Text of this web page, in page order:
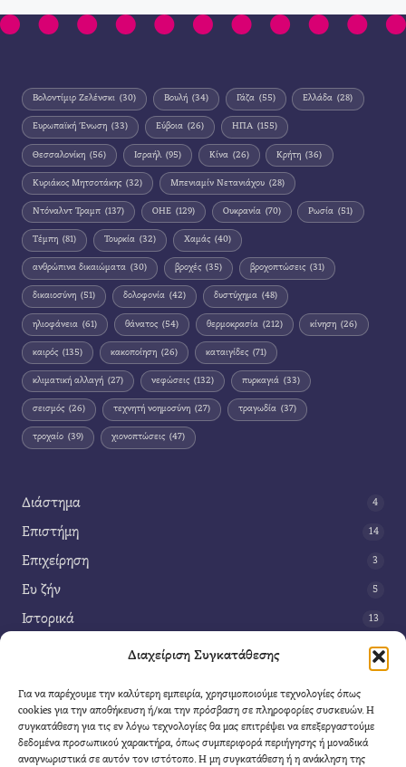
Διαχείριση Συγκατάθεσης
Για να παρέχουμε την καλύτερη εμπειρία, χρησιμοποιούμε τεχνολογίες όπως
cookies για την αποθήκευση ή/και την πρόσβαση σε πληροφορίες συσκευών. Η
συγκατάθεση για τις εν λόγω τεχνολογίες θα μας επιτρέψει να επεξεργαστούμε
δεδομένα προσωπικού χαρακτήρα, όπως συμπεριφορά περιήγησης ή μοναδικά
αναγνωριστικά σε αυτόν τον ιστότοπο. Η μη συγκατάθεση ή η ανάκληση της
Βολοντίμιρ Ζελένσκι (30) Βουλή (34) Γάζα (55) Ελλάδα (28)
Ευρωπαϊκή Ένωση (33) Εύβοια (26) ΗΠΑ (155)
Θεσσαλονίκη (56) Ισραήλ (95) Κίνα (26) Κρήτη (36)
Κυριάκος Μητσοτάκης (32) Μπενιαμίν Νετανιάχου (28)
Ντόναλντ Τραμπ (137) ΟΗΕ (129) Ουκρανία (70) Ρωσία (51)
Τέμπη (81) Τουρκία (32) Χαμάς (40)
ανθρώπινα δικαιώματα (30) βροχές (35) βροχοπτώσεις (31)
δικαιοσύνη (51) δολοφονία (42) δυστύχημα (48)
ηλιοφάνεια (61) θάνατος (54) θερμοκρασία (212) κίνηση (26)
καιρός (135) κακοποίηση (26) καταιγίδες (71)
κλιματική αλλαγή (27) νεφώσεις (132) πυρκαγιά (33)
σεισμός (26) τεχνητή νοημοσύνη (27) τραγωδία (37)
τροχαίο (39) χιονοπτώσεις (47)
Διάστημα 4
Επιστήμη 14
Επιχείρηση 3
Ευ ζήν 5
Ιστορικά 13
42
Τέχνη 3
Τεχνολογία
Υγεία